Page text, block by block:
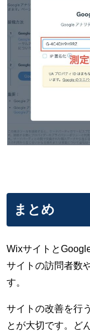
まとめ
Wixサイトと
サイトの訪問者数
す。
サイトの改善を行
とが大切です。ど